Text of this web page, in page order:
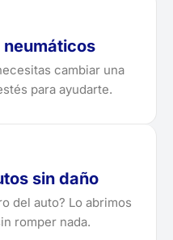
neumáticos
cambiar una
para ayudarte.
sin daño
del auto? Lo abrimos
romper nada.